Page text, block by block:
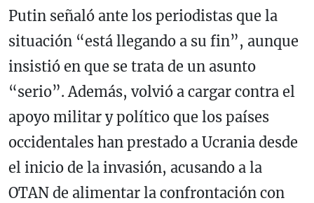
Putin señaló ante los periodistas que la
situación “está llegando a su fin”, aunque
insistió en que se trata de un asunto
“serio”. Además, volvió a cargar contra el
apoyo militar y político que los países
occidentales han prestado a Ucrania desde
el inicio de la invasión, acusando a la
OTAN de alimentar la confrontación con